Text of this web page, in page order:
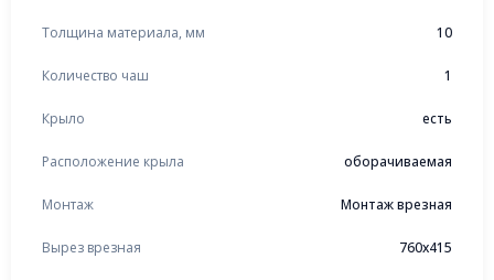
Толщина материала, мм 10
Количество чаш 1
Крыло есть
Расположение крыла оборачиваемая
Монтаж Монтаж врезная
Вырез врезная 760x415